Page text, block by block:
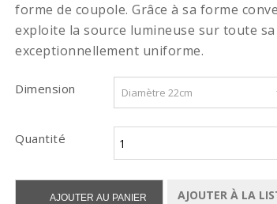
forme de coupole. Grâce à sa forme
exploite la source lumineuse sur toute
exceptionnellement uniforme.
Dimension
Quantité
AJOUTER AU PANIER AJOUTER À LA